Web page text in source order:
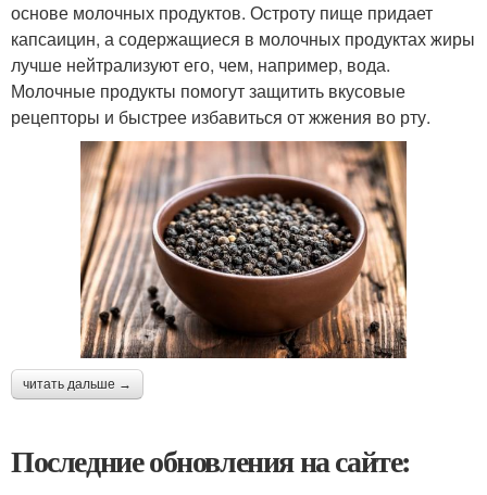
основе молочных продуктов. Остроту пище придает
капсаицин, а содержащиеся в молочных продуктах жиры
лучше нейтрализуют его, чем, например, вода.
Молочные продукты помогут защитить вкусовые
рецепторы и быстрее избавиться от жжения во рту.
читать дальше →
Последние обновления на сайте: